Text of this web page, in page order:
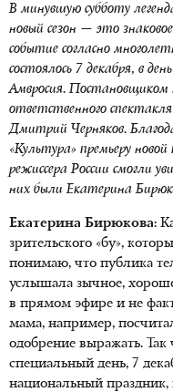
В минувшую субботу
новый сезон — это
событие согласно
состоялось 7 декабря, в
Амвросия. Постановщиком
ответственного спектакля
Дмитрий Черняков.
«Культура» премьеру новой
режиссера России смогли
них были Екатерина
Екатерина Бирюкова:
зрительского «бу»,
понимаю, что публика
услышала зычное,
в прямом эфире и не
мама, например,
одобрение выражать. Так
специальный день, 7
национальный праздник,